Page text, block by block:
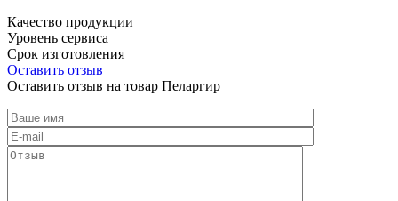
Качество продукции
Уровень сервиса
Срок изготовления
Оставить отзыв
Оставить отзыв на товар Пеларгир